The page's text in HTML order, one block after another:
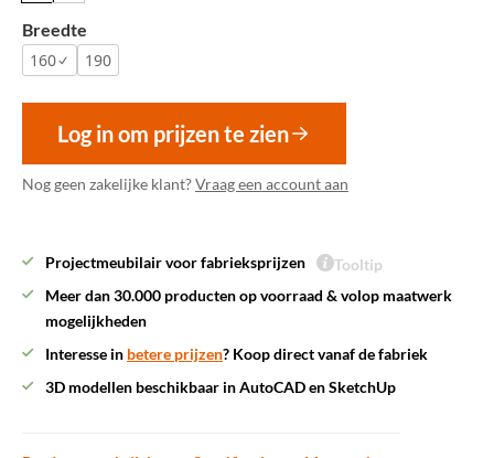
Breedte
160
190
Log in om prijzen te zien
Nog geen zakelijke klant?Vraag een account aan
Projectmeubilair voor fabrieksprijzen
Tooltip
Meer dan 30.000 producten op voorraad & volop maatwerk
mogelijkheden
Interesse in betere prijzen? Koop direct vanaf de fabriek
3D modellen beschikbaar in AutoCAD en SketchUp